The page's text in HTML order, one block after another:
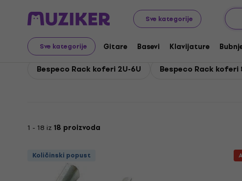
Sve kategorije
Sve kategorije Gitare Basevi Klavijature
Bespeco Pribor Torbe, koferi i navlake Bespeco Rack
Bespeco Rack koferi i
Bespeco Rack koferi 2U-6U Bespeco Rack koferi
1 - 18 iz 18 proizvoda
Količinski popust